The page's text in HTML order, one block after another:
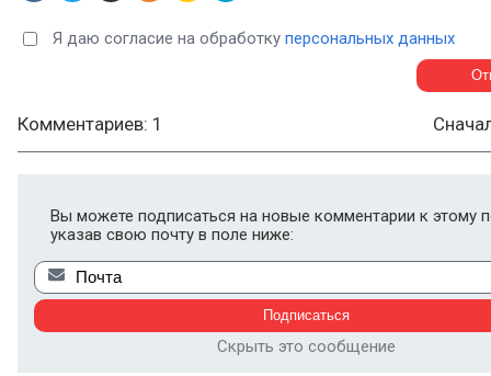
Я даю согласие на обработку персональных данных
Комментариев: 1
Вы можете подписаться на новые комментарии к этому
указав свою почту в поле ниже:
Скрыть это сообщение